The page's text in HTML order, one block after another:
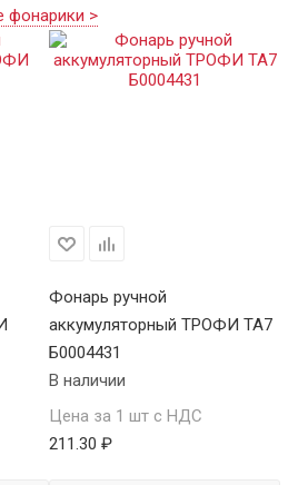
фонарики >
Фонарь ручной
аккумуляторный ТРОФИ TA7
Б0004431
В наличии
Цена за 1 шт с НДС
211.30 ₽